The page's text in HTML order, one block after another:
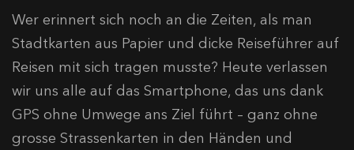
Wer erinnert sich noch an die Zeiten, als man
Stadtkarten aus Papier und dicke Reiseführer auf
Reisen mit sich tragen musste? Heute verlassen
wir uns alle auf das Smartphone, das uns dank
GPS ohne Umwege ans Ziel führt – ganz ohne
grosse Strassenkarten in den Händen und